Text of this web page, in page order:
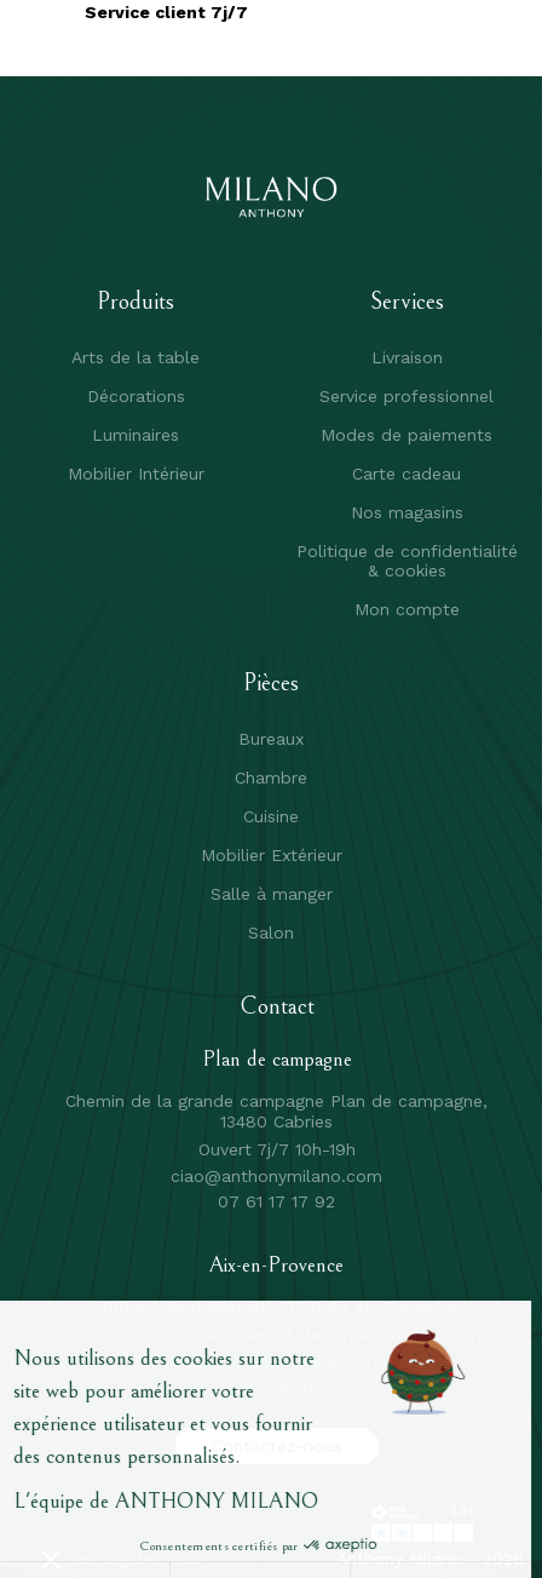
Service client 7j/7
Produits
Arts de la table
Décorations
Luminaires
Mobilier Intérieur
Services
Livraison
Service professionnel
Modes de paiements
Carte cadeau
Nos magasins
Politique de confidentialité
& cookies
Mon compte
Pièces
Bureaux
Chambre
Cuisine
Mobilier Extérieur
Salle à manger
Salon
Contact
Plan de campagne
Chemin de la grande campagne Plan de campagne,
13480 Cabries
Ouvert 7j/7 10h-19h
ciao@anthonymilano.com
07 61 17 17 92
Aix-en-Provence
496 av Henri Mauriat, 13100 Aix en Provence
Ouvert du Lundi au Samedi de 10h à 19h non stop
ciaoaix@anthonymilano.com
06 82 28 19 25
Contactez-nous
mentions légales CGV Anthony Milano - 2026